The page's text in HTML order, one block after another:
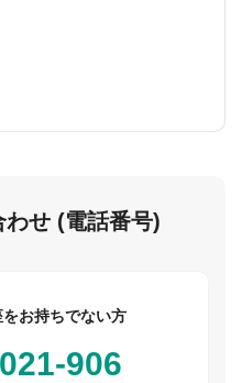
わせ (電話番号)
お持ちでない方
906